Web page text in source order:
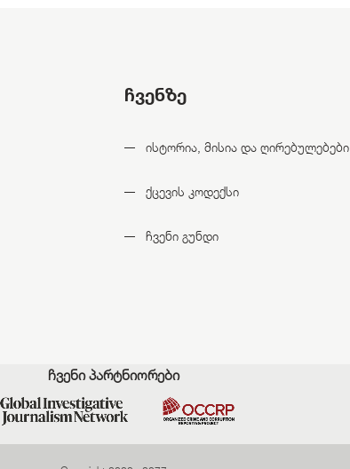
ჩვენზე
ისტორია, მისია და ღირებულებები
ქცევის კოდექსი
ჩვენი გუნდი
ჩვენი პარტნიორები